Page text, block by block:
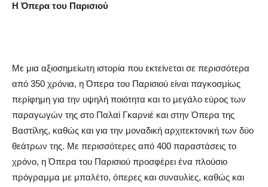
Η Όπερα του Παρισιού
Με μια αξιοσημείωτη ιστορία που εκτείνεται σε περισσότερα
από 350 χρόνια, η Όπερα του Παρισιού είναι παγκοσμίως
περίφημη για την υψηλή ποιότητα και το μεγάλο εύρος των
παραγωγών της στο Παλαί Γκαρνιέ και στην Όπερα της
Βαστίλης, καθώς και για την μοναδική αρχιτεκτονική των δύο
θεάτρων της. Με περισσότερες από 400 παραστάσεις το
χρόνο, η Όπερα του Παρισιού προσφέρει ένα πλούσιο
πρόγραμμα με μπαλέτο, όπερες και συναυλίες, καθώς και